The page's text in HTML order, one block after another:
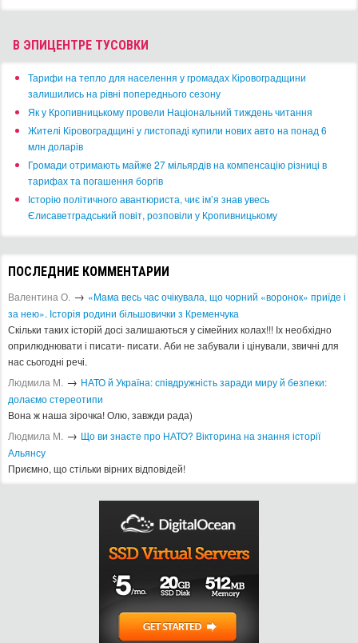
В ЭПИЦЕНТРЕ ТУСОВКИ
​Тарифи на тепло для населення у громадах Кіровоградщини
залишились на рівні попереднього сезону
​Як у Кропивницькому провели Національний тиждень читання
​Жителі Кіровоградщині у листопаді купили нових авто на понад 6
млн доларів
​Громади отримають майже 27 мільярдів на компенсацію різниці в
тарифах та погашення боргів
Історію політичного авантюриста, чиє ім’я знав увесь
Єлисаветградський повіт, розповіли у Кропивницькому
ПОСЛЕДНИЕ КОММЕНТАРИИ
Валентина О. → «Мама весь час очікувала, що чорний «воронок» приїде і
за нею». Історія родини більшовички з Кременчука
Скільки таких історій досі залишаються у сімейних колах!!! Іх необхідно
оприлюднювати і писати- писати. Аби не забували і цінували, звичні для
нас сьогодні речі.
Людмила М. → ​НАТО й Україна: співдружність заради миру й безпеки:
долаємо стереотипи
Вона ж наша зірочка! Олю, завжди рада)
Людмила М. → Що ви знаєте про НАТО? Вікторина на знання історії
Альянсу ​
Приємно, що стільки вірних відповідей!